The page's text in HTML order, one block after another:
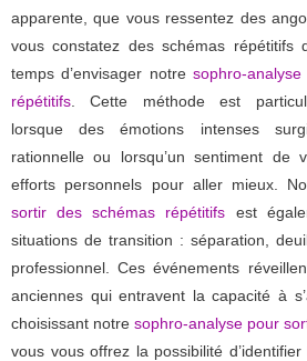
apparente, que vous ressentez des
vous constatez des schémas répétitifs
temps d’envisager notre sophro-
répétitifs . Cette méthode est
lorsque des émotions intenses
rationnelle ou lorsqu’un sentiment de
efforts personnels pour aller mieux.
sortir des schémas répétitifs est
situations de transition : séparation,
professionnel. Ces événements
anciennes qui entravent la capacité à
choisissant notre sophro-analyse pour
vous vous offrez la possibilité